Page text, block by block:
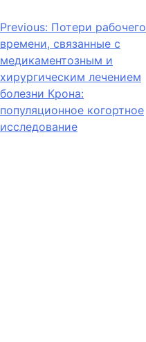
Previous: Потери рабочего
времени, связанные с
медикаментозным и
хирургическим лечением
болезни Крона:
популяционное когортное
исследование